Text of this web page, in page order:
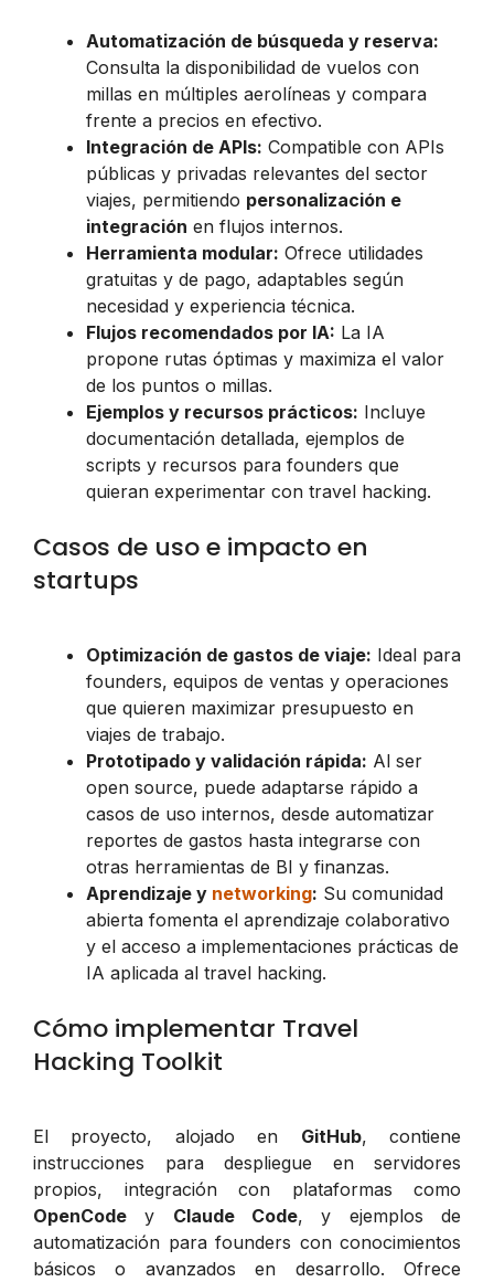
Automatización de búsqueda y reserva:
Consulta la disponibilidad de vuelos con
millas en múltiples aerolíneas y compara
frente a precios en efectivo.
Integración de APIs: Compatible con APIs
públicas y privadas relevantes del sector
viajes, permitiendo personalización e
integración en flujos internos.
Herramienta modular: Ofrece utilidades
gratuitas y de pago, adaptables según
necesidad y experiencia técnica.
Flujos recomendados por IA: La IA
propone rutas óptimas y maximiza el valor
de los puntos o millas.
Ejemplos y recursos prácticos: Incluye
documentación detallada, ejemplos de
scripts y recursos para founders que
quieran experimentar con travel hacking.
Casos de uso e impacto en
startups
Optimización de gastos de viaje: Ideal para
founders, equipos de ventas y operaciones
que quieren maximizar presupuesto en
viajes de trabajo.
Prototipado y validación rápida: Al ser
open source, puede adaptarse rápido a
casos de uso internos, desde automatizar
reportes de gastos hasta integrarse con
otras herramientas de BI y finanzas.
Aprendizaje y networking: Su comunidad
abierta fomenta el aprendizaje colaborativo
y el acceso a implementaciones prácticas de
IA aplicada al travel hacking.
Cómo implementar Travel
Hacking Toolkit
El proyecto, alojado en GitHub, contiene
instrucciones para despliegue en servidores
propios, integración con plataformas como
OpenCode y Claude Code, y ejemplos de
automatización para founders con conocimientos
básicos o avanzados en desarrollo. Ofrece